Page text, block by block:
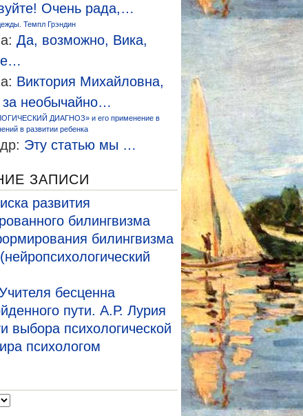
Очень рада,…
Темпл Грэндин
Да, возможно, Вика,
Виктория Михайловна,
за необычайно…
ДИАГНОЗ» и его применение в
в развитии ребенка
Эту статью мы …
ЗАПИСИ
развития
билингвизма
билингвизма
бесценна
пути. А.Р. Лурия
выбора психологической
психологом